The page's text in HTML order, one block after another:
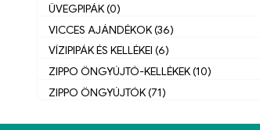
ÜVEGPIPÁK (0)
VICCES AJÁNDÉKOK (36)
VÍZIPIPÁK ÉS KELLÉKEI (6)
ZIPPO ÖNGYÚJTÓ-KELLÉKEK (10)
ZIPPO ÖNGYÚJTÓK (71)